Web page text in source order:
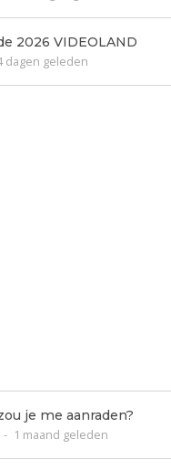
2026 VIDEOLAND
dagen geleden
je me aanraden?
- 1 maand geleden